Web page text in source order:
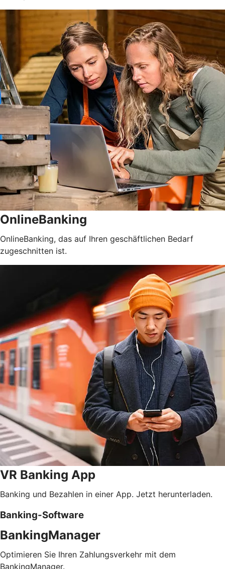
OnlineBanking
OnlineBanking, das auf Ihren geschäftlichen Bedarf
zugeschnitten ist.
VR Banking App
Banking und Bezahlen in einer App. Jetzt herunterladen.
Banking-Software
BankingManager
Optimieren Sie Ihren Zahlungsverkehr mit dem
BankingManager.